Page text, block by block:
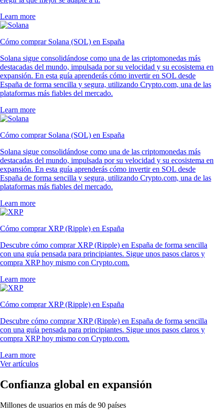
Learn more
Cómo comprar Solana (SOL) en España
Solana sigue consolidándose como una de las criptomonedas más
destacadas del mundo, impulsada por su velocidad y su ecosistema en
expansión. En esta guía aprenderás cómo invertir en SOL desde
España de forma sencilla y segura, utilizando Crypto.com, una de las
plataformas más fiables del mercado.
Learn more
Cómo comprar Solana (SOL) en España
Solana sigue consolidándose como una de las criptomonedas más
destacadas del mundo, impulsada por su velocidad y su ecosistema en
expansión. En esta guía aprenderás cómo invertir en SOL desde
España de forma sencilla y segura, utilizando Crypto.com, una de las
plataformas más fiables del mercado.
Learn more
Cómo comprar XRP (Ripple) en España
Descubre cómo comprar XRP (Ripple) en España de forma sencilla
con una guía pensada para principiantes. Sigue unos pasos claros y
compra XRP hoy mismo con Crypto.com.
Learn more
Cómo comprar XRP (Ripple) en España
Descubre cómo comprar XRP (Ripple) en España de forma sencilla
con una guía pensada para principiantes. Sigue unos pasos claros y
compra XRP hoy mismo con Crypto.com.
Learn more
Ver artículos
Confianza global en expansión
Millones de usuarios en más de 90 países